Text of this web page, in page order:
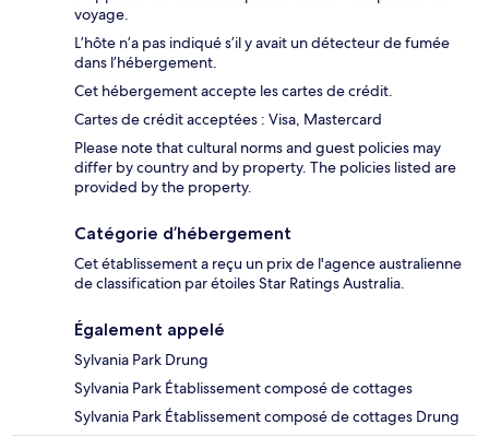
voyage.
L’hôte n’a pas indiqué s’il y avait un détecteur de fumée
dans l’hébergement.
Cet hébergement accepte les cartes de crédit.
Cartes de crédit acceptées : Visa, Mastercard
Please note that cultural norms and guest policies may
differ by country and by property. The policies listed are
provided by the property.
Catégorie d’hébergement
Cet établissement a reçu un prix de l'agence australienne
de classification par étoiles Star Ratings Australia.
Également appelé
Sylvania Park Drung
Sylvania Park Établissement composé de cottages
Sylvania Park Établissement composé de cottages Drung